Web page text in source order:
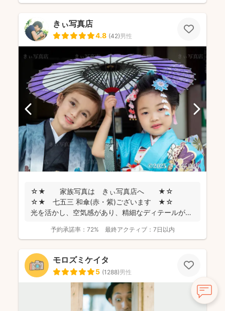
きぃ写真店
4.8 (42)男性
☆★ 家族写真は きぃ写真店へ ★☆
☆★ 七五三 和傘(赤・紫)ございます ★☆
光を活かし、空気感があり、精細なディテールが残
予約承諾率： 72% 最終アクティブ： 7日以内
モロズミケイタ
5 (1288)男性